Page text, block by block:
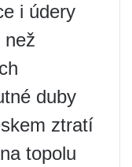
i údery
než
duby
ztratí
topolu